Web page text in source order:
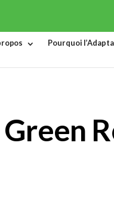
Pourquoi